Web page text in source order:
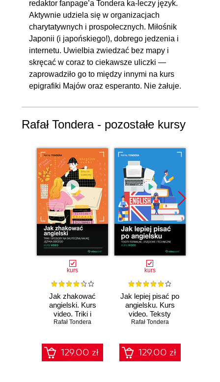
redaktor fanpage’a Tondera ka-leczy język.
Aktywnie udziela się w organizacjach
charytatywnych i prospołecznych. Miłośnik
Japonii (i japońskiego!), dobrego jedzenia i
internetu. Uwielbia zwiedzać bez mapy i
skręcać w coraz to ciekawsze uliczki —
zaprowadziło go to między innymi na kurs
epigrafiki Majów oraz esperanto. Nie żałuje.
Rafał Tondera - pozostałe kursy
kurs
Jak zhakować
angielski. Kurs
video. Triki i
sposoby na
Rafał Tondera
129.00 zł
kurs
Jak lepiej pisać po
angielsku. Kurs
video. Teksty
formalne,
Rafał Tondera
129.00 zł